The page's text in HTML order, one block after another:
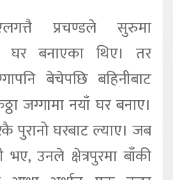
प्रचण्डले सुरुमा
घर बनाएका थिए। तर
बेचेपछि बहिनीबाट
जग्गामा नयाँ घर बनाए।
पुरानो घरबाट ल्याए। जब
भए, उनले क्षेत्रपुरमा बाँकी